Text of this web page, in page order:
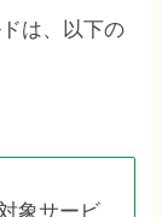
は、以下の
象サービ